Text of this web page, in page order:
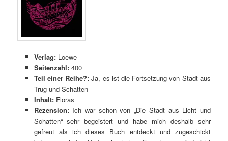
Verlag: Loewe
Seitenzahl: 400
Teil einer Reihe?:Ja, es ist die Fortsetzung von Stadt aus
Trug und Schatten
Inhalt: Floras
Rezension: Ich war schonvon „Die Stadt aus Licht und
Schatten“ sehr begeistert und habe mich deshalb sehr
gefreut als ich dieses Buch entdeckt und zugeschickt